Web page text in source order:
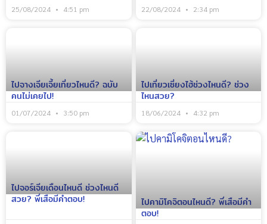
25/08/2024 4:51 pm 22/08/2024 2:34 pm
ไปจางเจียเจี้ยเที่ยวไหนดี? ฉบับ
คนไม่เคยไป!
01/07/2024 3:50 pm
ไปเที่ยวเซี่ยงไฮ้ช่วงไหนดี? ช่วง
ไหนสวย?
18/06/2024 4:32 pm
ไปจอร์เจียเดือนไหนดี ช่วงไหนดี
สวย? พี่เสือมีคำตอบ!
ไปคามิโคจิตอนไหนดี? พี่เสือมีคำ
ตอบ!